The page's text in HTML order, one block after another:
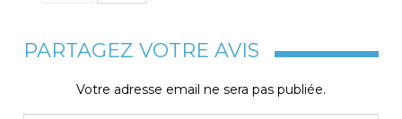
PARTAGEZ VOTRE AVIS
Votre adresse email ne sera pas publiée.